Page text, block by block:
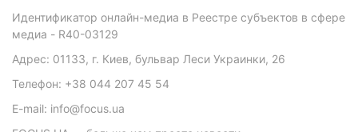
Идентификатор онлайн-медиа в Реестре субъектов в сфере
медиа - R40-03129
Адрес: 01133, г. Киев, бульвар Леси Украинки, 26
Телефон: +38 044 207 45 54
E-mail: info@focus.ua